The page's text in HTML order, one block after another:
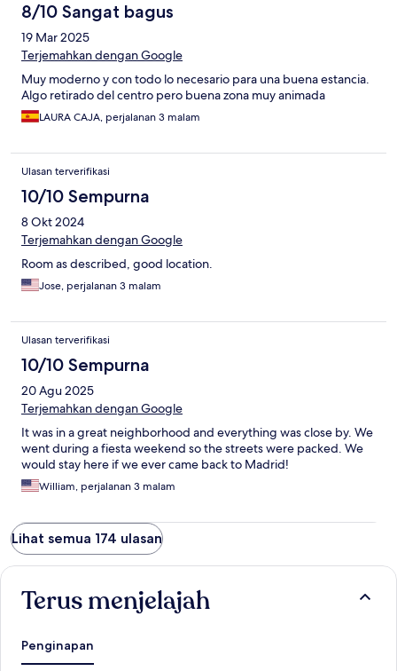
8/10 Sangat bagus
19 Mar 2025
Terjemahkan dengan Google
Muy moderno y con todo lo necesario para una buena estancia.
Algo retirado del centro pero buena zona muy animada
LAURA CAJA, perjalanan 3 malam
Ulasan terverifikasi
10/10 Sempurna
8 Okt 2024
Terjemahkan dengan Google
Room as described, good location.
Jose, perjalanan 3 malam
Ulasan terverifikasi
10/10 Sempurna
20 Agu 2025
Terjemahkan dengan Google
It was in a great neighborhood and everything was close by. We
went during a fiesta weekend so the streets were packed. We
would stay here if we ever came back to Madrid!
William, perjalanan 3 malam
Lihat semua 174 ulasan
Terus menjelajah
Penginapan